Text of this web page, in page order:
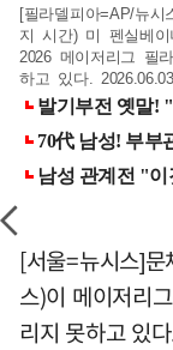
[필라델피아=AP/뉴
지 시간) 미 펜실베
2026 메이저리그 필
하고 있다. 2026.06.03.
[서울=뉴시스]
스)이 메이저리
리지 못하고 있